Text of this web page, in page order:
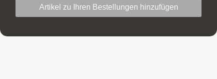
Artikel zu Ihren Bestellungen hinzufügen